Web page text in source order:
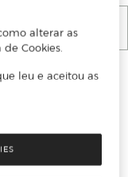
alterar as
Cookies.
leu e aceitou as